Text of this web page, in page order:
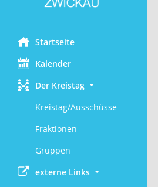
Startseite
Kalender
Der Kreistag
Kreistag/Ausschüsse
Fraktionen
Gruppen
externe Links